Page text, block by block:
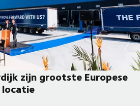
zijn grootste Europese
grootste Europese Contract